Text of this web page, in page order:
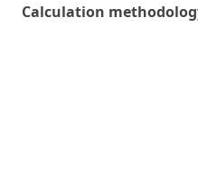
Calculation